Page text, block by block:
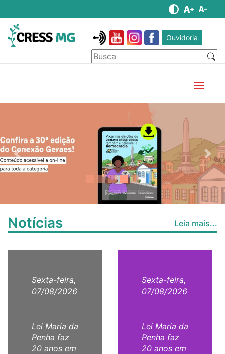
Ouvidoria
Anterior
Notícias Leia mais...
Sexta-feira,
07/08/2026
Lei Maria da
Penha faz
20 anos em
Sexta-feira,
07/08/2026
Lei Maria da
Penha faz
20 anos em